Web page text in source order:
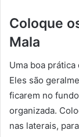
Coloque
Mala
Uma boa
Eles são
ficarem no
organizada.
nas laterais,